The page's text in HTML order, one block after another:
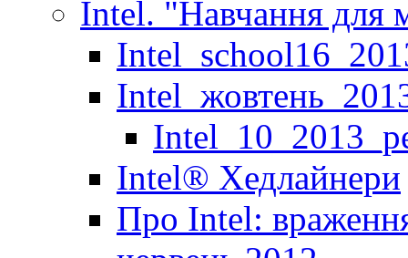
Intel. "Навчання для
Іntel® Хедлайнери
Про Intel: